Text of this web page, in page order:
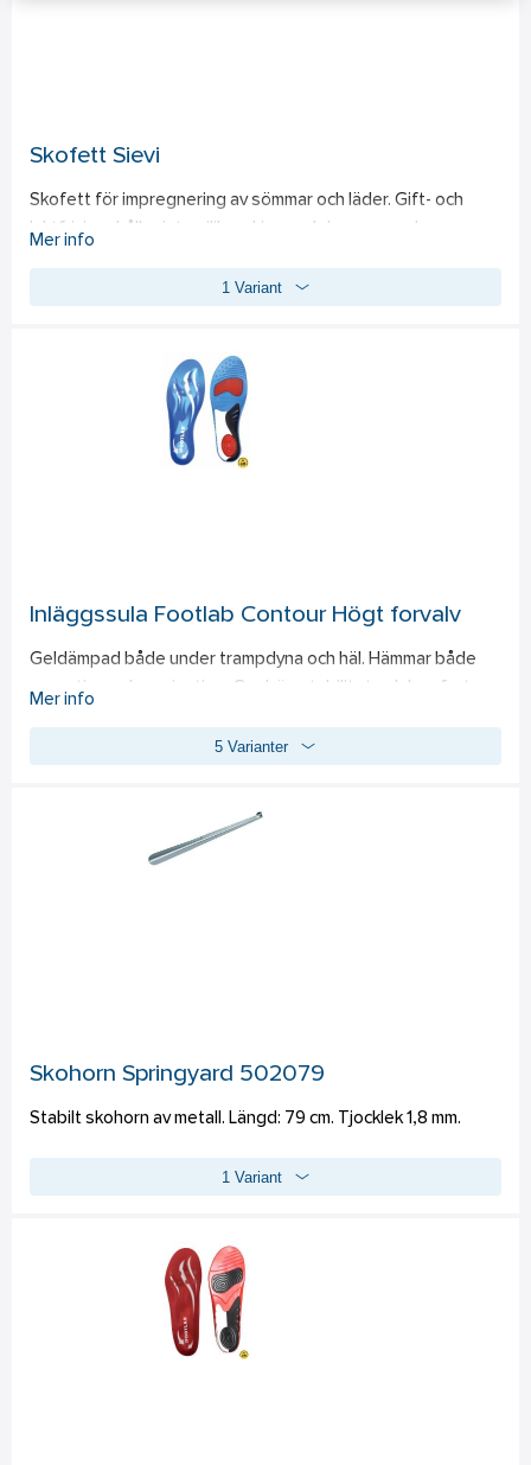
Skofett Sievi
Skofett för impregnering av sömmar och läder. Gift- och
luktfri, innehåller inte silikon. Livsmedelsanpassad.
Mer info
1 Variant
Inläggssula Footlab Contour Högt forvalv
Geldämpad både under trampdyna och häl. Hämmar både
pronation och supination. Ger hög stabilitet och komfort.
höga fotvalv. Uppbyggnad av hålfoten, Geldämpad både
Mer info
5 Varianter
Skohorn Springyard 502079
Stabilt skohorn av metall. Längd: 79 cm. Tjocklek 1,8 mm.
1 Variant